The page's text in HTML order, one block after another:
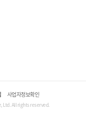
사업자정보확인
Ltd. All rights reserved.